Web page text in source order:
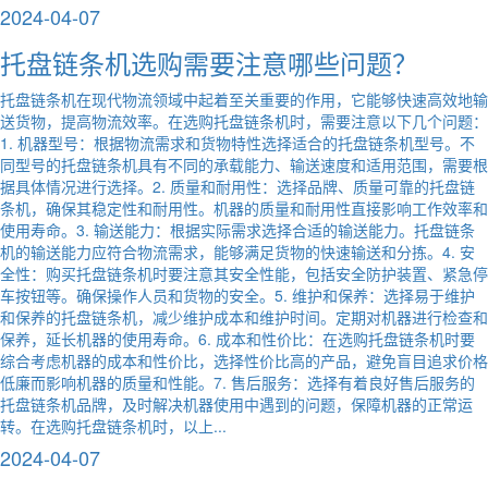
2024-04-07
托盘链条机选购需要注意哪些问题？
托盘链条机在现代物流领域中起着至关重要的作用，它能够快速高效地输
送货物，提高物流效率。在选购托盘链条机时，需要注意以下几个问题：
1. 机器型号：根据物流需求和货物特性选择适合的托盘链条机型号。不
同型号的托盘链条机具有不同的承载能力、输送速度和适用范围，需要根
据具体情况进行选择。2. 质量和耐用性：选择品牌、质量可靠的托盘链
条机，确保其稳定性和耐用性。机器的质量和耐用性直接影响工作效率和
使用寿命。3. 输送能力：根据实际需求选择合适的输送能力。托盘链条
机的输送能力应符合物流需求，能够满足货物的快速输送和分拣。4. 安
全性：购买托盘链条机时要注意其安全性能，包括安全防护装置、紧急停
车按钮等。确保操作人员和货物的安全。5. 维护和保养：选择易于维护
和保养的托盘链条机，减少维护成本和维护时间。定期对机器进行检查和
保养，延长机器的使用寿命。6. 成本和性价比：在选购托盘链条机时要
综合考虑机器的成本和性价比，选择性价比高的产品，避免盲目追求价格
低廉而影响机器的质量和性能。7. 售后服务：选择有着良好售后服务的
托盘链条机品牌，及时解决机器使用中遇到的问题，保障机器的正常运
转。在选购托盘链条机时，以上...
2024-04-07